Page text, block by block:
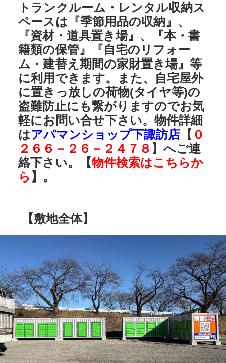
トランクルーム・レンタル収納ス
ペースは 『季節用品の収納』、
『資材・道具置き場』、『本・書
籍類の保管』『自宅のリフォー
ム・建替え期間の家財置き場』 等
に利用できます。また、自宅屋外
に置きっ放しの荷物(タイヤ等)の
盗難防止にも繋がりますのでお気
軽にお問い合せ下さい。物件詳細
はアパマンショップ下諏訪店 【 ０
２６６－２６－２４７８ 】へご連
絡下さい。【物件検索はこちらか
ら 】。
【敷地全体】